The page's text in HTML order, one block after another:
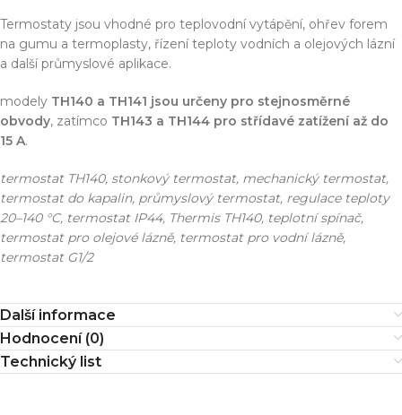
Termostaty jsou vhodné pro teplovodní vytápění, ohřev forem
na gumu a termoplasty, řízení teploty vodních a olejových lázní
a další průmyslové aplikace.
modely TH140 a TH141 jsou určeny pro stejnosměrné
obvody, zatímco TH143 a TH144 pro střídavé zatížení až do
15 A.
termostat TH140, stonkový termostat, mechanický termostat,
termostat do kapalin, průmyslový termostat, regulace teploty
20–140 °C, termostat IP44, Thermis TH140, teplotní spínač,
termostat pro olejové lázně, termostat pro vodní lázně,
termostat G1/2
Další informace
Hodnocení (0)
Technický list